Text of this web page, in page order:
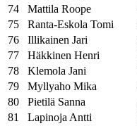
74
Mattila Roope
75
Ranta-Eskola Tomi
76
Illikainen Jari
77
Häkkinen Henri
78
Klemola Jani
79
Myllyaho Mika
80
Pietilä Sanna
81
Lapinoja Antti